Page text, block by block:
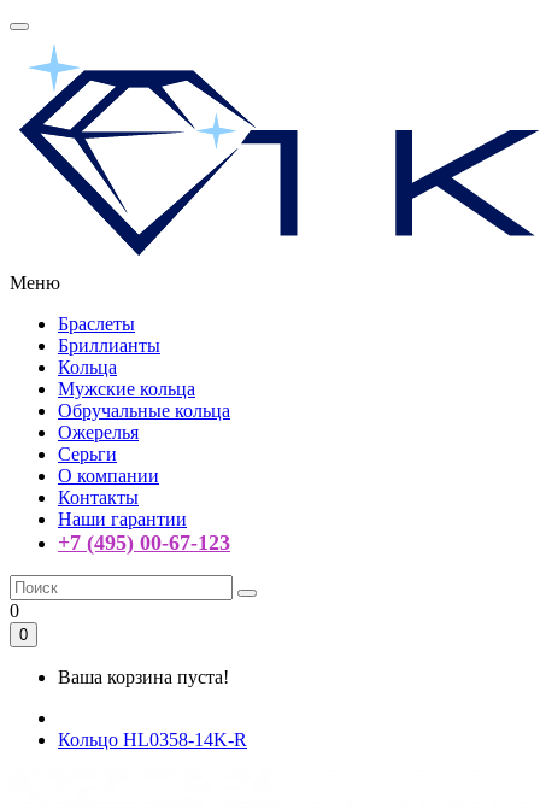
Меню
Браслеты
Бриллианты
Кольца
Мужские кольца
Обручальные кольца
Ожерелья
Серьги
О компании
Контакты
Наши гарантии
+7 (495) 00-67-123
0
0
Ваша корзина пуста!
Кольцо HL0358-14K-R